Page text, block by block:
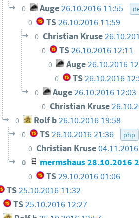
0 Auge26.10.2016 11:55
0 TS26.10.2016 11:59
0 Christian Kruse
0 TS26.10.2016 12:11
0 Auge 26.10.2016
0 TS26.10.2016
0 Auge26.10.2016 12:03
0 Christian Kruse
0 Rolf b26.10.2016 19:58
0 TS26.10.2016 21:36 php
0 Christian Kruse
0 mermshaus28.10.2016
0 TS29.10.2016 01:06
TS25.10.2016 11:32
TS25.10.2016 12:27